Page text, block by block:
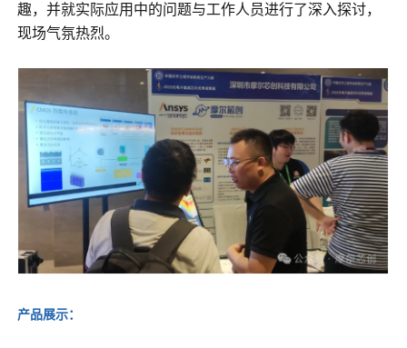
趣，并就实际应用中的问题与工作人员进行了深入探讨，
现场气氛热烈。
产品展示：